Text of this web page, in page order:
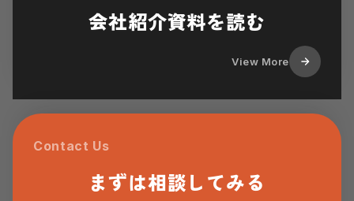
会社紹介資料を読む
View More
Contact Us
まずは相談してみる